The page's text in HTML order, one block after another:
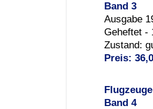
Band 3
Ausgabe
Geheftet -
Zustand:
Preis:
Band 4